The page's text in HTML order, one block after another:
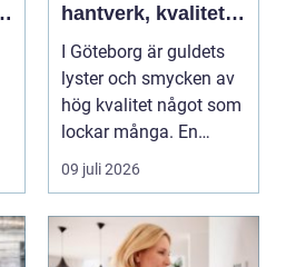
hantverk, kvalitet
och personlig
service
I Göteborg är guldets
lyster och smycken av
hög kvalitet något som
lockar många. En
guldsmed i Göteb...
09 juli 2026